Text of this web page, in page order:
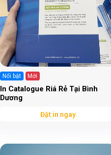
Nổi bật Mới
In Catalogue Riá Rẻ Tại Bình
Dương
Đặt in ngay